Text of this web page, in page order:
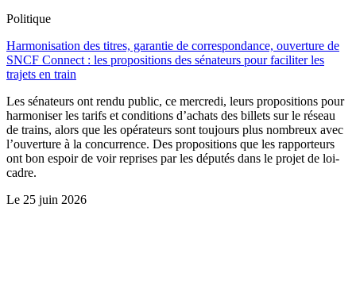
Politique
Harmonisation des titres, garantie de correspondance, ouverture de
SNCF Connect : les propositions des sénateurs pour faciliter les
trajets en train
Les sénateurs ont rendu public, ce mercredi, leurs propositions pour
harmoniser les tarifs et conditions d’achats des billets sur le réseau
de trains, alors que les opérateurs sont toujours plus nombreux avec
l’ouverture à la concurrence. Des propositions que les rapporteurs
ont bon espoir de voir reprises par les députés dans le projet de loi-
cadre.
Le 25 juin 2026